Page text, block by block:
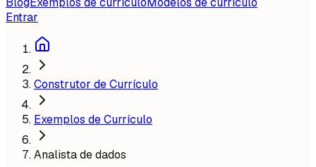
Entrar
Construtor de Currículo
Exemplos de Currículo
Analista de dados